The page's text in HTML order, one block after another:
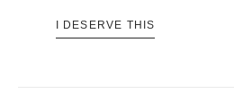
I DESERVE THIS